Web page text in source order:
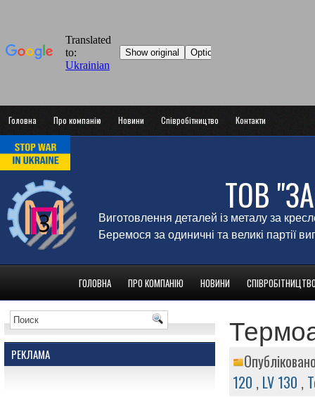
Головна Про компанію Новини Співробітництво Контакти
ТОВ
Виготовлення деталей із металу за
Беремося за одиничні та великі партії
ГОЛОВНА ПРО КОМПАНІЮ НОВИНИ
РЕКЛАМА
120 , LV 130 ,